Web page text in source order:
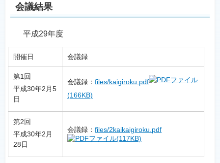
会議結果
平成29年度
開催日 会議録
第1回
平成30年2月5
日
会議録： files/kaigiroku.pdf
(166KB)
第2回
平成30年2月
28日
会議録： files/2kaikaigiroku.pdf
(117KB)